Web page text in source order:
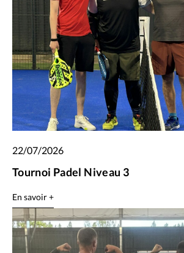
22/07/2026
Tournoi Padel Niveau 3
En savoir +